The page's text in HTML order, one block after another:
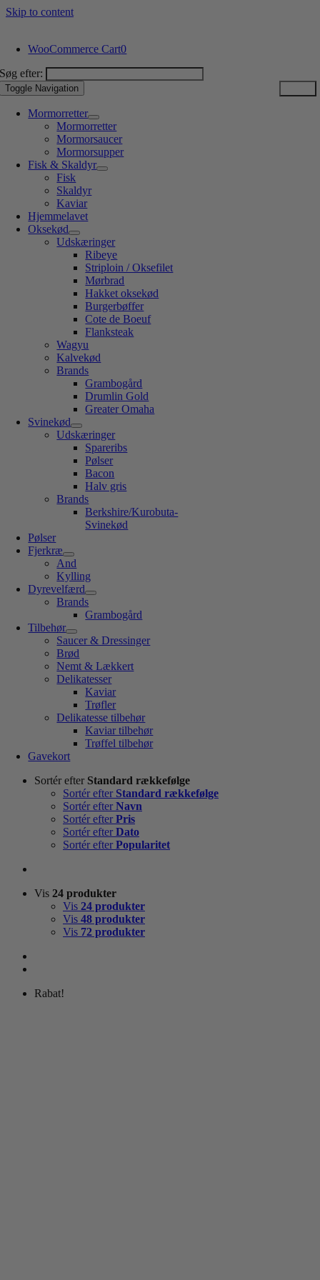
Skip to content
WooCommerce Cart0
Søg efter:
Toggle Navigation
Mormorretter
Mormorretter
Mormorsaucer
Mormorsupper
Fisk & Skaldyr
Fisk
Skaldyr
Kaviar
Hjemmelavet
Oksekød
Udskæringer
Ribeye
Striploin / Oksefilet
Mørbrad
Hakket oksekød
Burgerbøffer
Cote de Boeuf
Flanksteak
Wagyu
Kalvekød
Brands
Grambogård
Drumlin Gold
Greater Omaha
Svinekød
Udskæringer
Spareribs
Pølser
Bacon
Halv gris
Brands
Berkshire/Kurobuta-
Svinekød
Pølser
Fjerkræ
And
Kylling
Dyrevelfærd
Brands
Grambogård
Tilbehør
Saucer & Dressinger
Brød
Nemt & Lækkert
Delikatesser
Kaviar
Trøfler
Delikatesse tilbehør
Kaviar tilbehør
Trøffel tilbehør
Gavekort
Sortér efter Standard rækkefølge
Sortér efter Standard rækkefølge
Sortér efter Navn
Sortér efter Pris
Sortér efter Dato
Sortér efter Popularitet
Vis 24 produkter
Vis 24 produkter
Vis 48 produkter
Vis 72 produkter
Rabat!